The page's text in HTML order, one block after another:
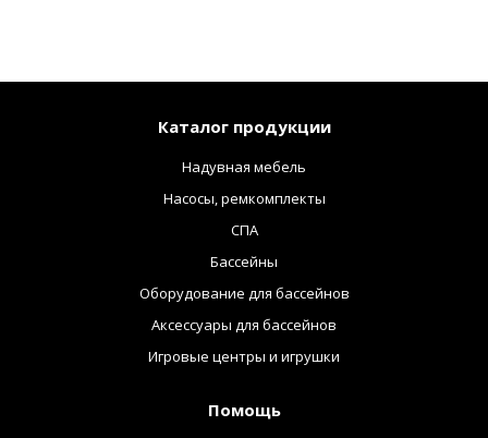
Каталог продукции
Надувная мебель
Насосы, ремкомплекты
СПА
Бассейны
Оборудование для бассейнов
Аксессуары для бассейнов
Игровые центры и игрушки
Помощь